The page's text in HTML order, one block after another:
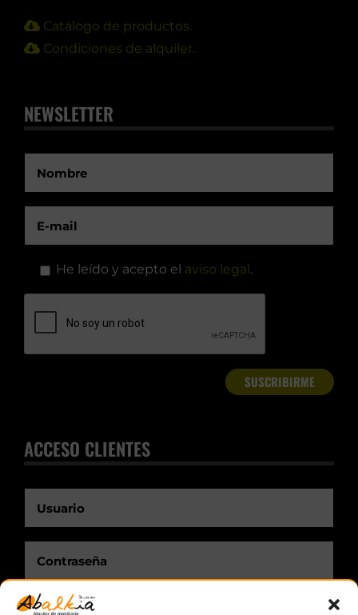
Catálogo de productos.
Condiciones de alquiler.
NEWSLETTER
He leído y acepto el aviso legal .
ACCESO CLIENTES
Recuérdame.